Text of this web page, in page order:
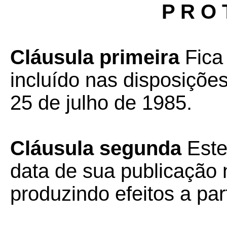
P R O
Cláusula primeira
incluído nas
25 de julho de 1985.
Cláusula segunda
data de sua publicação
produzindo efeitos a